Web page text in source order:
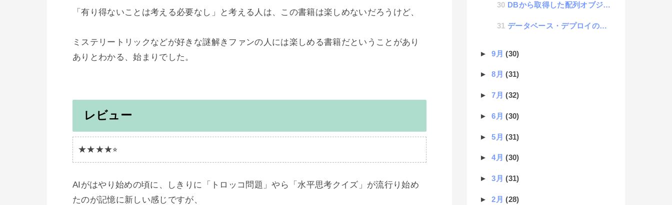
「有り得ないことは考える必要なし」と考える人は、この書籍は楽しめないだろうけど、
ミステリートリックなどが好きな謎解きファンの人には楽しめる書籍だということがあり
ありとわかる、始まりでした。
レビュー
★★★★⭐︎
AIがはやり始めの頃に、しきりに「トロッコ問題」やら「水平思考クイズ」が流行り始め
たのが記憶に新しい感じですが、
DBから取得した配列オブジェクトの調整方法
データベース・デプロイの仕様について考えた話
►9月(30)
►8月(31)
►7月(32)
►6月(30)
►5月(31)
►4月(30)
►3月(31)
►2月(28)